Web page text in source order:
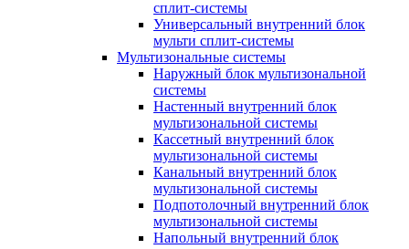
сплит-системы
Универсальный внутренний блок
мульти сплит-системы
Мультизональные системы
Наружный блок мультизональной
системы
Настенный внутренний блок
мультизональной системы
Кассетный внутренний блок
мультизональной системы
Канальный внутренний блок
мультизональной системы
Подпотолочный внутренний блок
мультизональной системы
Напольный внутренний блок